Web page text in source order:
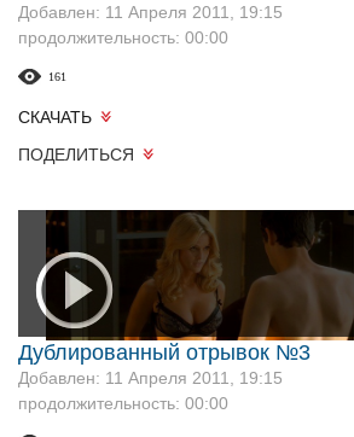
Добавлен: 11 Апреля 2011, 19:15
продолжительность: 00:00
161
СКАЧАТЬ
ПОДЕЛИТЬСЯ
Дублированный отрывок №3
Добавлен: 11 Апреля 2011, 19:15
продолжительность: 00:00